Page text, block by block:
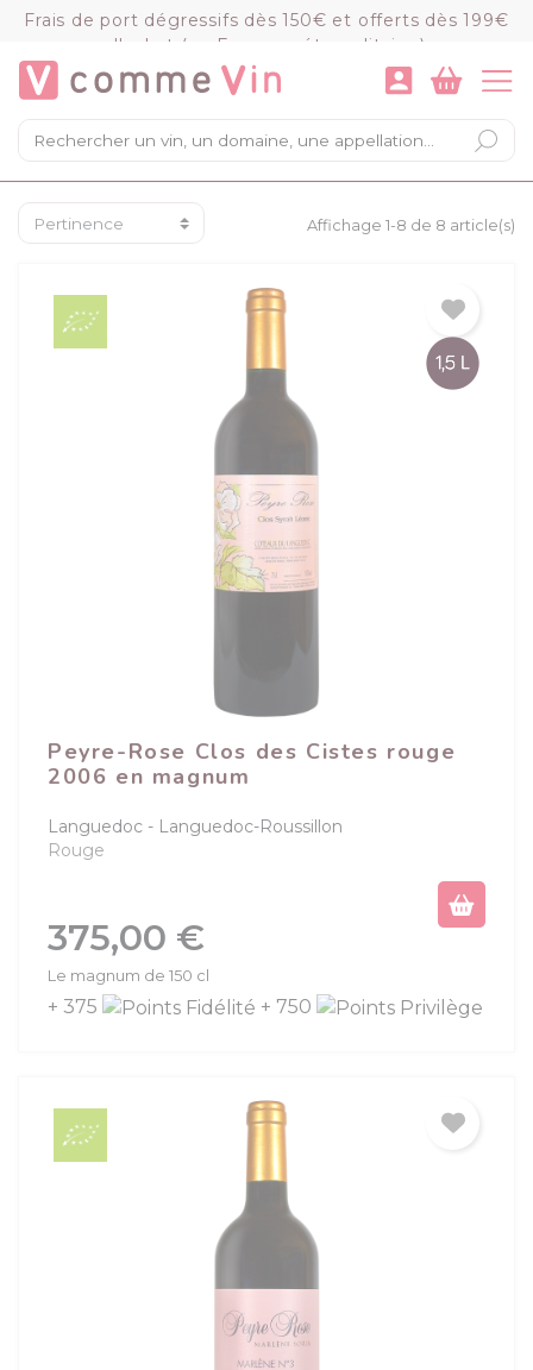
Frais de port dégressifs dès 150€ et offerts dès 199€
d'achat (en France métropolitaine)
×
Mon panier
Chargement du panier...
VOIR LE PANIER COMMANDER
Affichage 1-8 de 8 article(s)
Peyre-Rose Clos des Cistes rouge
2006 en magnum
Languedoc
Languedoc-Roussillon
Rouge
Prix
375,00 €
Le magnum de 150 cl
+ 375 + 750
Panneau de gestion des cookies